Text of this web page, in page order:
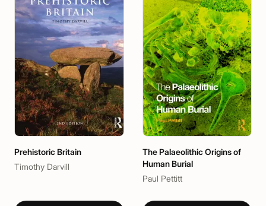
Prehistoric Britain
Timothy Darvill
The Palaeolithic Origins of
Human Burial
Paul Pettitt